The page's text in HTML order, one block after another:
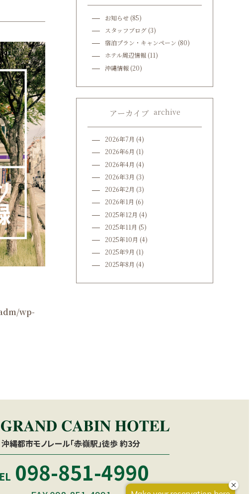
wp-
お知らせ (85)
スタッフブログ (3)
宿泊プラン・キャンペーン (80)
ホテル周辺情報 (11)
沖縄情報 (20)
アーカイブ archive
2026年7月 (4)
2026年6月 (1)
2026年4月 (4)
2026年3月 (3)
2026年2月 (3)
2026年1月 (6)
2025年12月 (4)
2025年11月 (5)
2025年10月 (4)
2025年9月 (1)
2025年8月 (4)
沖縄都市モノレール「赤嶺駅」徒歩 約3分
098-851-4990